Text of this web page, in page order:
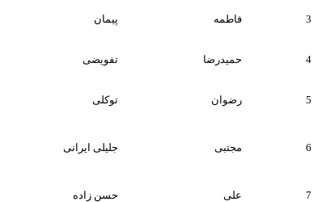
3 فاطمه پیمان
4 حمیدرضا تفویضی
5 رضوان توکلی
6 مجتبی جلیلی ایرانی
7 علی حسن زاده